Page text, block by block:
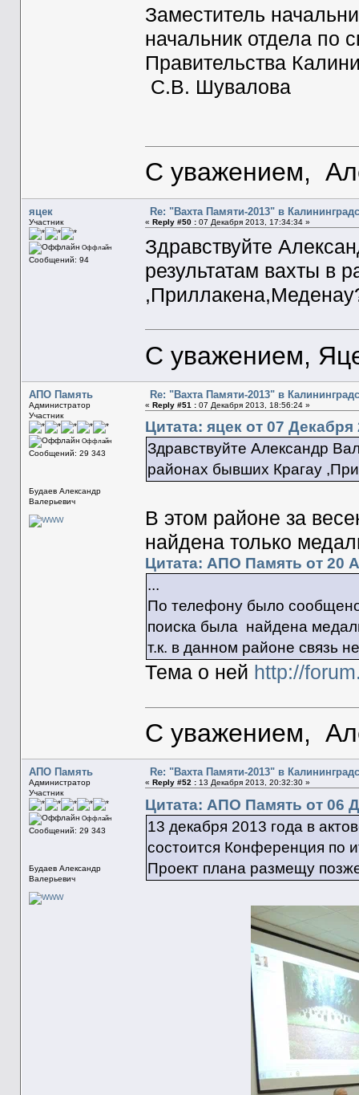
Заместитель
начальник отдела
С.В. Шувалова
С уважением,
яцек
Участник
Оффлайн
Сообщений: 94
Re: "Вахта Памяти-2013" в
« Reply #50 :07 Декабря 2013, 17:34:34 »
Здравствуйте
результатам вахты в
С уважением,
АПО Память
Администратор
Участник
Оффлайн
Сообщений: 29 343
Будаев Александр
Валерьевич
Re: "Вахта Памяти-2013" в
« Reply #51 :07 Декабря 2013, 18:56:24 »
Цитата: яцек от 07 Декабря
Здравствуйте Александр
районах бывших Крагау
В этом районе за
найдена только
Цитата: АПО Память от 20
...
По телефону было
поиска была найдена
т.к. в данном районе связь
Тема о ней http://
С уважением,
АПО Память
Администратор
Участник
Оффлайн
Сообщений: 29 343
Будаев Александр
Валерьевич
Re: "Вахта Памяти-2013" в
« Reply #52 :13 Декабря 2013, 20:32:30 »
Цитата: АПО Память от 06
13 декабря 2013 года в
состоится Конференция по
Проект плана размещу